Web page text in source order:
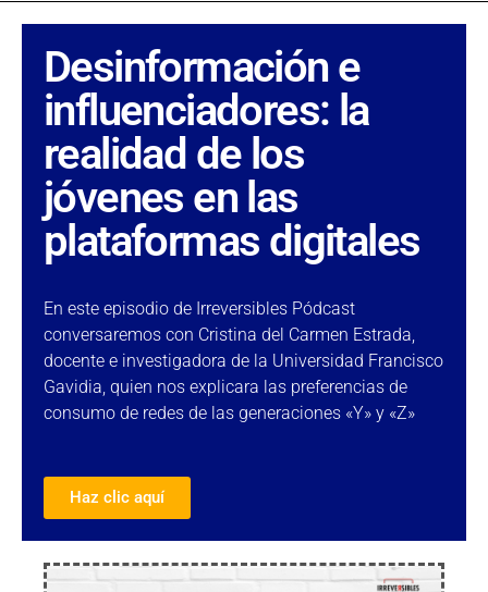
Desinformación e
influenciadores: la
realidad de los
jóvenes en las
plataformas digitales
En este episodio de Irreversibles Pódcast
conversaremos con Cristina del Carmen Estrada,
docente e investigadora de la Universidad Francisco
Gavidia, quien nos explicara las preferencias de
consumo de redes de las generaciones «Y» y «Z»
Haz clic aquí